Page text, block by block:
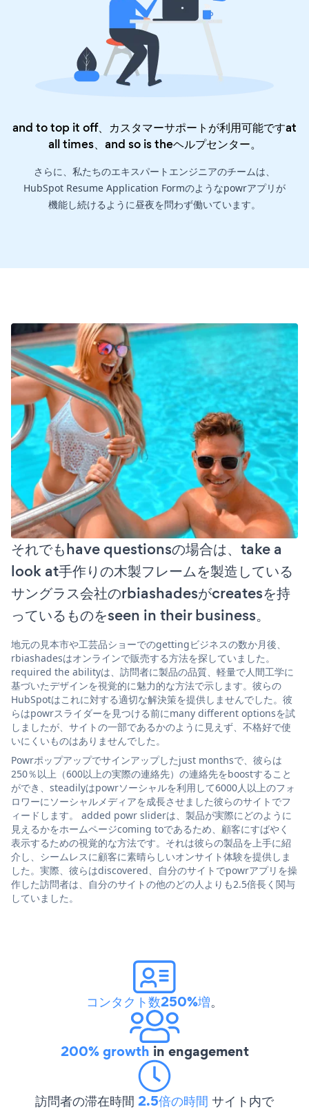
and to top it off、カスタマーサポートが利用可能ですat
all times、and so is theヘルプセンター。
さらに、私たちのエキスパートエンジニアのチームは、
HubSpot Resume Application Formのようなpowrアプリが
機能し続けるように昼夜を問わず働いています。
それでもhave questionsの場合は、take a
look at手作りの木製フレームを製造している
サングラス会社のrbiashadesがcreatesを持
っているものをseen in their business。
地元の見本市や工芸品ショーでのgettingビジネスの数か月後、
rbiashadesはオンラインで販売する方法を探していました。
required the abilityは、訪問者に製品の品質、軽量で人間工学に
基づいたデザインを視覚的に魅力的な方法で示します。彼らの
HubSpotはこれに対する適切な解決策を提供しませんでした。彼
らはpowrスライダーを見つける前にmany different optionsを試
しましたが、サイトの一部であるかのように見えず、不格好で使
いにくいものはありませんでした。
Powrポップアップでサインアップしたjust monthsで、彼らは
250％以上（600以上の実際の連絡先）の連絡先をboostすること
ができ、steadilyはpowrソーシャルを利用して6000人以上のフォ
ロワーにソーシャルメディアを成長させました彼らのサイトでフ
ィードします。 added powr sliderは、製品が実際にどのように
見えるかをホームページcoming toであるため、顧客にすばやく
表示するための視覚的な方法です。それは彼らの製品を上手に紹
介し、シームレスに顧客に素晴らしいオンサイト体験を提供しま
した。実際、彼らはdiscovered、自分のサイトでpowrアプリを操
作した訪問者は、自分のサイトの他のどの人よりも2.5倍長く関与
していました。
コンタクト数250%増。
200% growth in engagement
訪問者の滞在時間 2.5倍の時間 サイト内で